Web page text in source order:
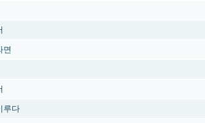
면
루다